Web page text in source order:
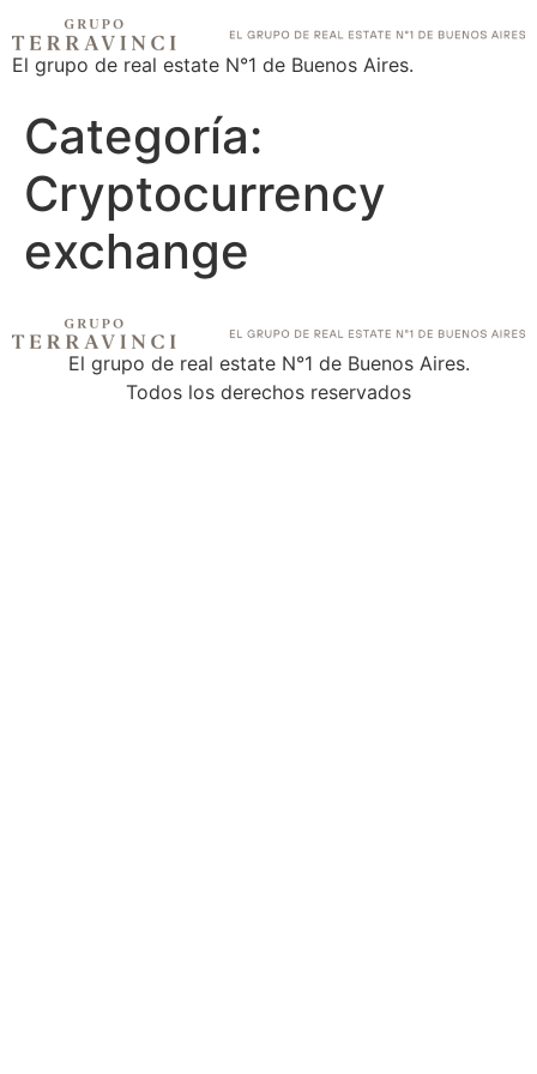
El grupo de real estate N°1 de Buenos Aires.
Categoría:
Cryptocurrency
exchange
El grupo de real estate N°1 de Buenos Aires.
Todos los derechos reservados